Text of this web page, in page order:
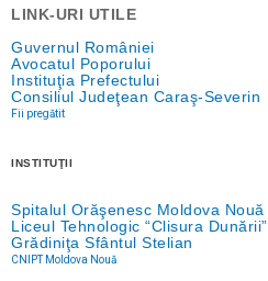
LINK-URI UTILE
Guvernul României
Avocatul Poporului
Instituţia Prefectului
Consiliul Judeţean Caraş-Severin
Fii pregătit
INSTITUŢII
Spitalul Orăşenesc Moldova Nouă
Liceul Tehnologic “Clisura Dunării”
Grădiniţa Sfântul Stelian
CNIPT Moldova Nouă